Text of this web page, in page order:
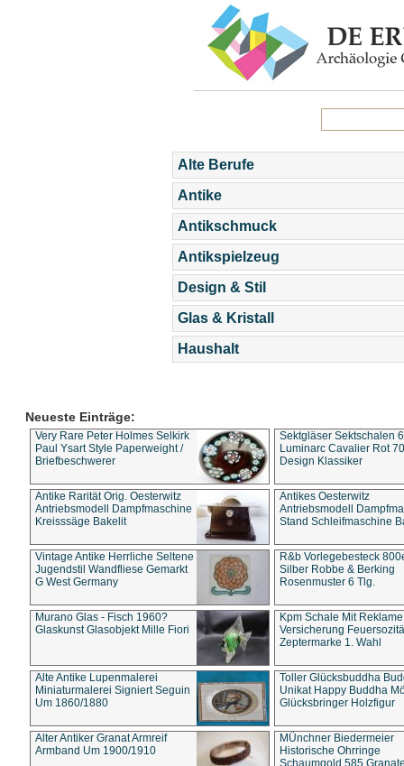
Alte Berufe
Antike
Antikschmuck
Antikspielzeug
Design & Stil
Glas & Kristall
Haushalt
Neueste Einträge:
Very Rare Peter Holmes Selkirk
Paul Ysart Style Paperweight /
Briefbeschwerer
Sektgläser Sektschalen
Luminarc Cavalier Rot
Design Klassiker
Antike Rarität Orig. Oesterwitz
Antriebsmodell Dampfmaschine
Kreisssäge Bakelit
Antikes Oesterwitz
Antriebsmodell
Stand Schleifmaschine
Vintage Antike Herrliche Seltene
Jugendstil Wandfliese Gemarkt
G West Germany
R&b Vorlegebesteck
Silber Robbe & Berking
Rosenmuster 6 Tlg.
Murano Glas - Fisch 1960?
Glaskunst Glasobjekt Mille Fiori
Kpm Schale Mit Reklame
Versicherung
Zeptermarke 1. Wahl
Alte Antike Lupenmalerei
Miniaturmalerei Signiert Seguin
Um 1860/1880
Toller Glücksbuddha
Unikat Happy Buddha
Glücksbringer Holzfigur
Alter Antiker Granat Armreif
Armband Um 1900/1910
MÜnchner Biedermeier
Historische Ohrringe
Schaumgold 585